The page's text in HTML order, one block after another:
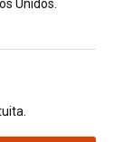
Unidos.